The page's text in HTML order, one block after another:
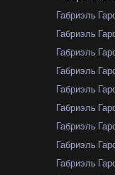
Габриэль
Габриэль
Габриэль
Габриэль
Габриэль
Габриэль
Габриэль
Габриэль
Габриэль